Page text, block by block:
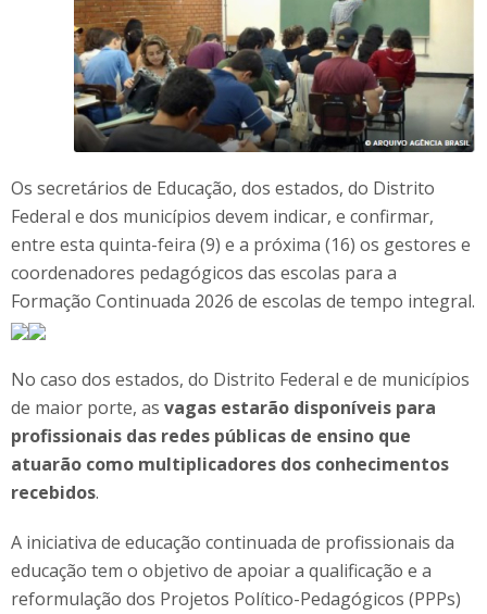
Os secretários de Educação, dos estados, do Distrito
Federal e dos municípios devem indicar, e confirmar,
entre esta quinta-feira (9) e a próxima (16) os gestores e
coordenadores pedagógicos das escolas para a
Formação Continuada 2026 de escolas de tempo integral.
No caso dos estados, do Distrito Federal e de municípios
de maior porte, as vagas estarão disponíveis para
profissionais das redes públicas de ensino que
atuarão como multiplicadores dos conhecimentos
recebidos.
A iniciativa de educação continuada de profissionais da
educação tem o objetivo de apoiar a qualificação e a
reformulação dos Projetos Político-Pedagógicos (PPPs)